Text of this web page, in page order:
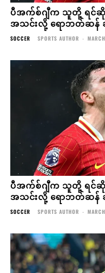
ပီအက်စ်ဂျီက သူတို့ ရင်ဆို
အသင်းလို့ ရောဘတ်ဆန်
SOCCER SPORTS AUTHOR -
ပီအက်စ်ဂျီက သူတို့ ရင်ဆို
အသင်းလို့ ရောဘတ်ဆန်
SOCCER SPORTS AUTHOR -